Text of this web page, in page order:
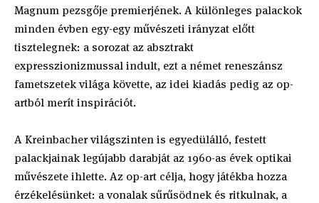
Magnum pezsgője premierjének. A különleges palackok
minden évben egy-egy művészeti irányzat előtt
tisztelegnek: a sorozat az absztrakt
expresszionizmussal indult, ezt a német reneszánsz
fametszetek világa követte, az idei kiadás pedig az op-
artból merít inspirációt.
A Kreinbacher világszinten is egyedülálló, festett
palackjainak legújabb darabját az 1960-as évek optikai
művészete ihlette. Az op-art célja, hogy játékba hozza
érzékelésünket: a vonalak sűrűsödnek és ritkulnak, a